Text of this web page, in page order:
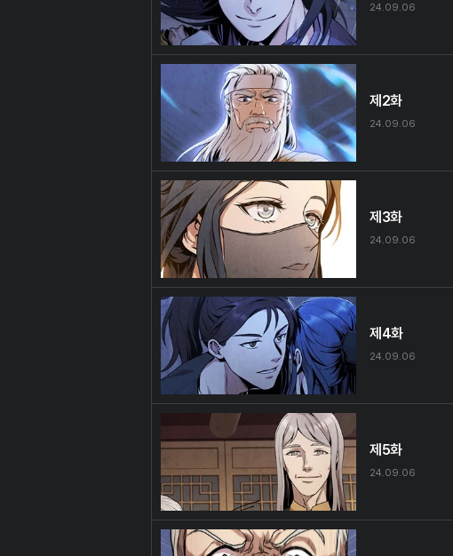
24.09.06
제2화
24.09.06
제3화
24.09.06
제4화
24.09.06
제5화
24.09.06